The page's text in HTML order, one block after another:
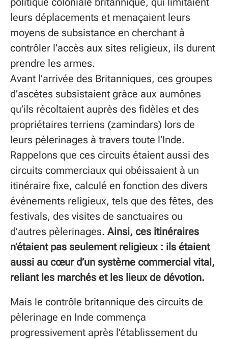
leurs déplacements et menaçaient leurs
moyens de subsistance en cherchant à
contrôler l’accès aux sites religieux, ils durent
prendre les armes.
Avant l’arrivée des Britanniques, ces groupes
d’ascètes subsistaient grâce aux aumônes
qu’ils récoltaient auprès des fidèles et des
propriétaires terriens (zamindars) lors de
leurs pèlerinages à travers toute l’Inde.
Rappelons que ces circuits étaient aussi des
circuits commerciaux qui obéissaient à un
itinéraire fixe, calculé en fonction des divers
événements religieux, tels que des fêtes, des
festivals, des visites de sanctuaires ou
d’autres pèlerinages. Ainsi, ces itinéraires
n’étaient pas seulement religieux : ils étaient
aussi au cœur d’un système commercial vital,
reliant les marchés et les lieux de dévotion.
Mais le contrôle britannique des circuits de
pèlerinage en Inde commença
progressivement après l’établissement du